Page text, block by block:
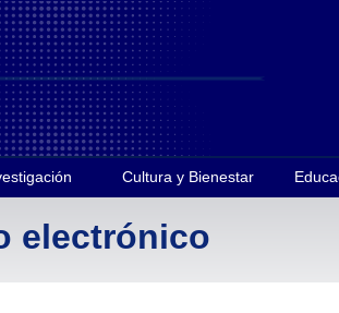
Cultura y Bienestar
electrónico